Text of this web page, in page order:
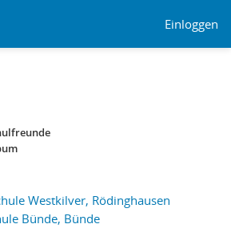
Einloggen
Westkilver, Rödinghausen
Bünde, Bünde